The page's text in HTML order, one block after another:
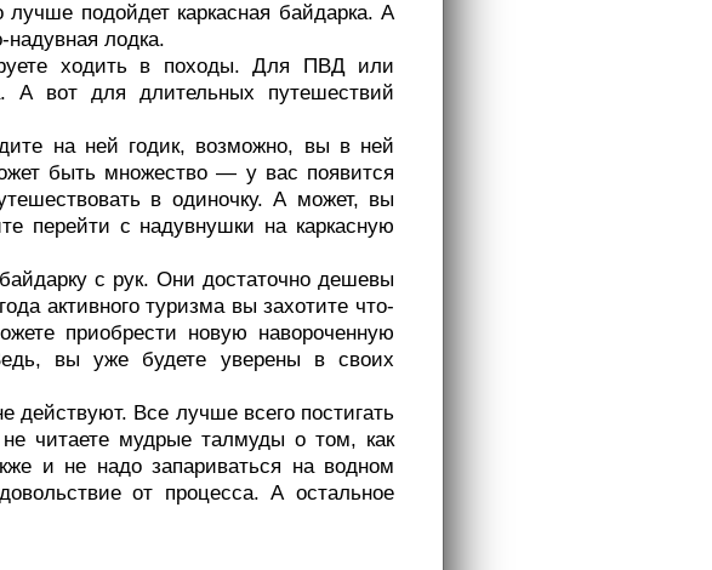
подойдет каркасная байдарка. А
лодка.
ходить в походы. Для ПВД или
А вот для длительных путешествий
на ней годик, возможно, вы в ней
быть множество — у вас появится
в одиночку. А может, вы
перейти с надувнушки на каркасную
с рук. Они достаточно дешевы
активного туризма вы захотите что-
приобрести новую навороченную
вы уже будете уверены в своих
действуют. Все лучше всего постигать
читаете мудрые талмуды о том, как
и не надо запариваться на водном
от процесса. А остальное